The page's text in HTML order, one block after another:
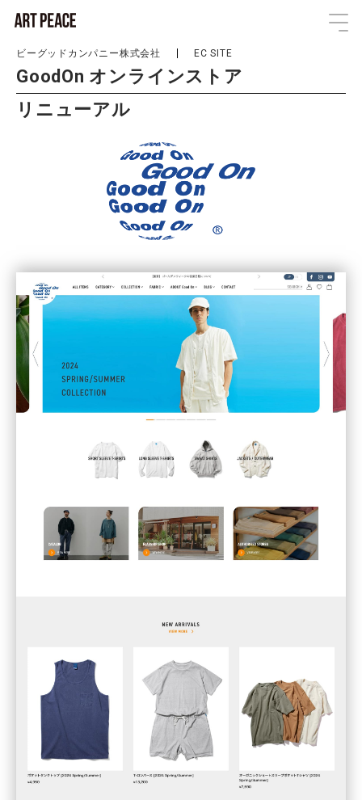
ビーグッドカンパニー株式会社 EC SITE
GoodOn オンラインストア
リニューアル